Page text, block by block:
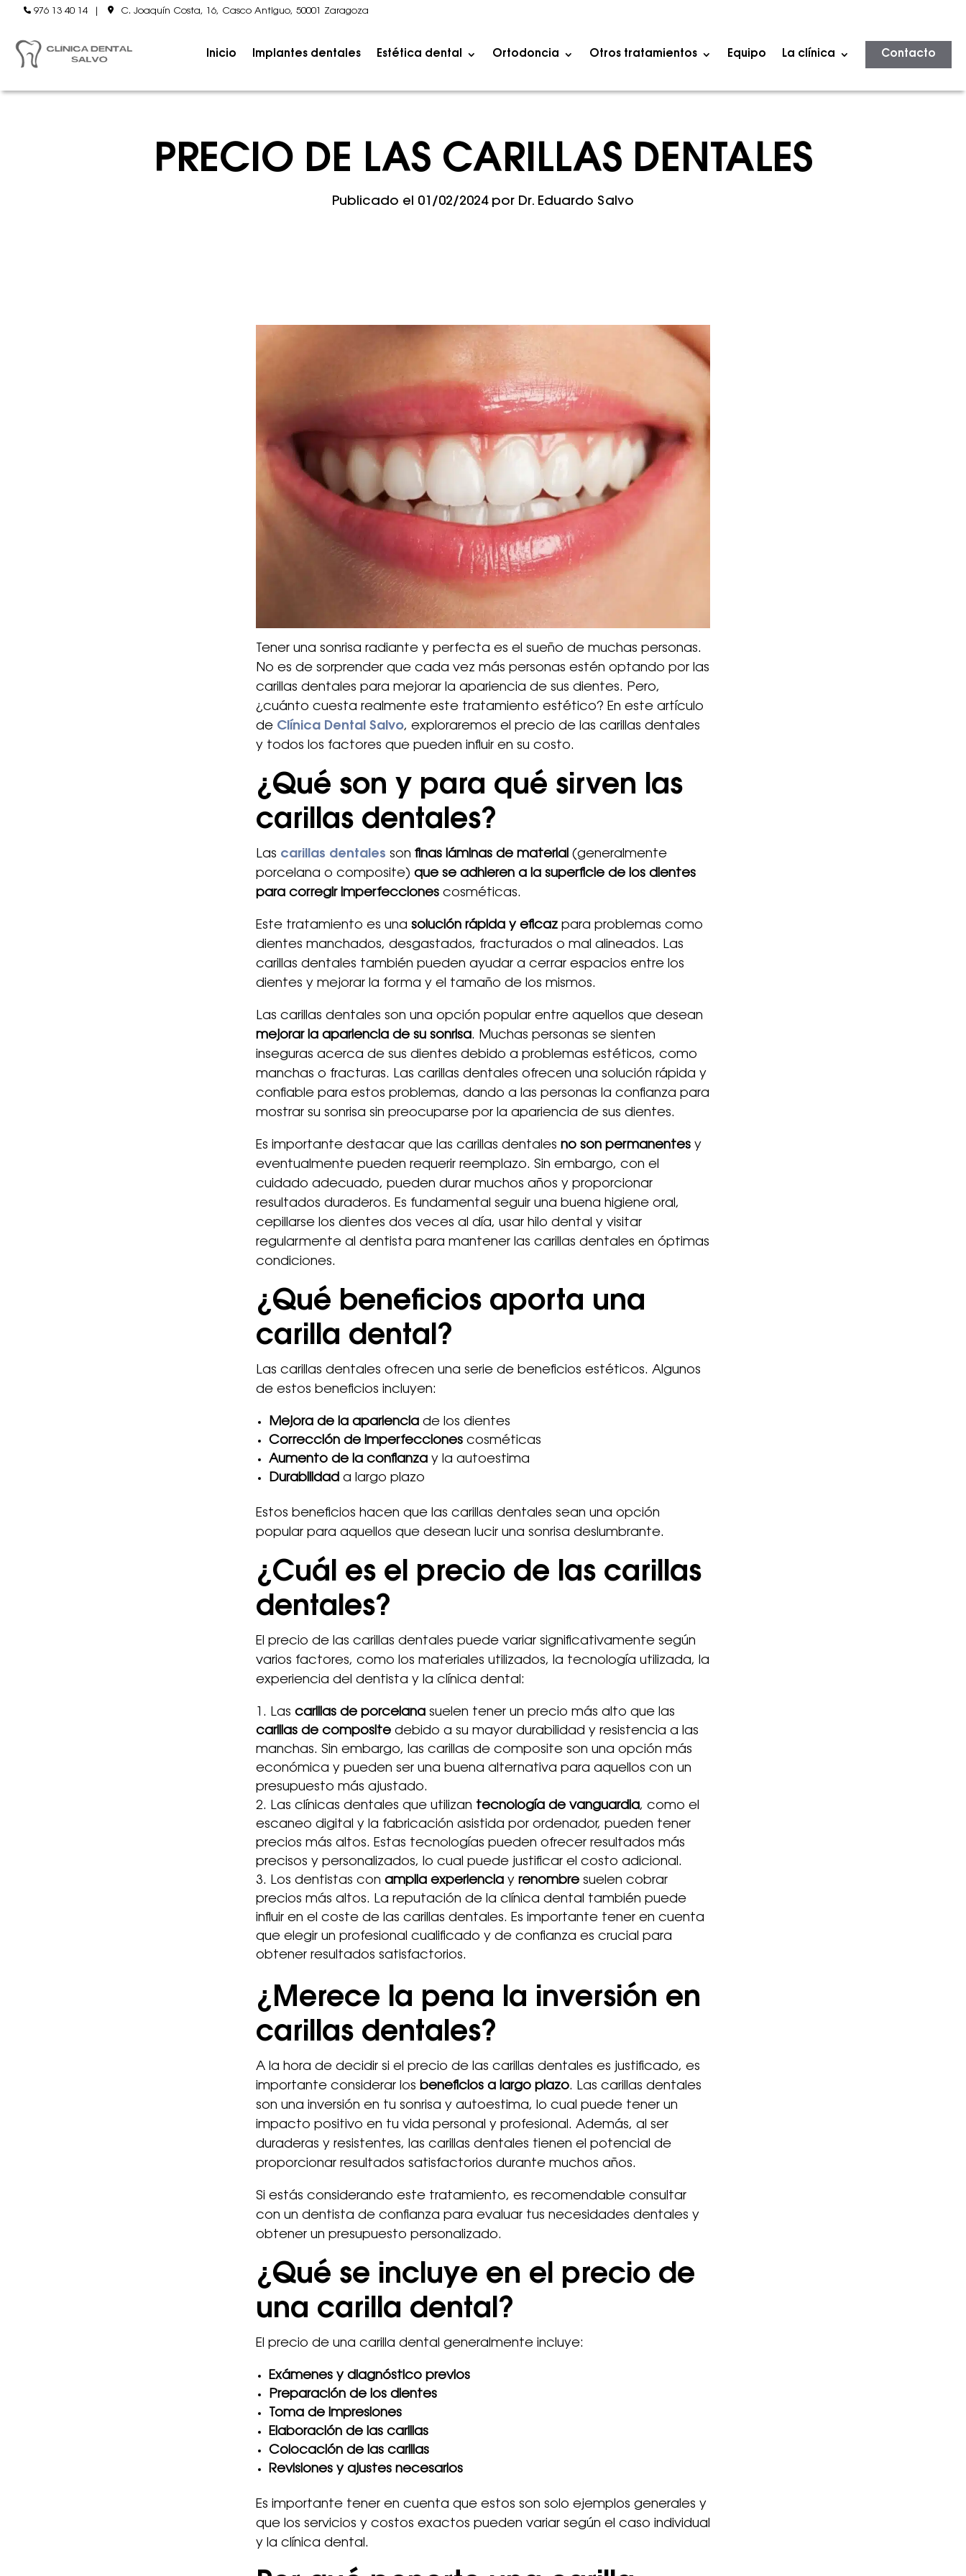
976 13 40 14 C. Joaquín Costa, 16, Casco Antiguo, 50001 Zaragoza
Inicio Implantes dentales Estética dental Ortodoncia Otros tratamientos Equipo La clínica Contacto
PRECIO DE LAS CARILLAS DENTALES
Publicado el 01/02/2024por Dr. Eduardo Salvo
Tener una sonrisa radiante y perfecta es el sueño de muchas personas.
No es de sorprender que cada vez más personas estén optando por las
carillas dentales para mejorar la apariencia de sus dientes. Pero,
¿cuánto cuesta realmente este tratamiento estético? En este artículo
de Clínica Dental Salvo, exploraremos el precio de las carillas dentales
y todos los factores que pueden influir en su costo.
¿Qué son y para qué sirven las
carillas dentales?
Las carillas dentales son finas láminas de material (generalmente
porcelana o composite) que se adhieren a la superficie de los dientes
para corregir imperfeccionescosméticas.
Este tratamiento es una solución rápida y eficaz para problemas como
dientes manchados, desgastados, fracturados o mal alineados. Las
carillas dentales también pueden ayudar a cerrar espacios entre los
dientes y mejorar la forma y el tamaño de los mismos.
Las carillas dentales son una opción popular entre aquellos que desean
mejorar la apariencia de su sonrisa. Muchas personas se sienten
inseguras acerca de sus dientes debido a problemas estéticos, como
manchas o fracturas. Las carillas dentales ofrecen una solución rápida y
confiable para estos problemas, dando a las personas la confianza para
mostrar su sonrisa sin preocuparse por la apariencia de sus dientes.
Es importante destacar que las carillas dentales no son permanentesy
eventualmente pueden requerir reemplazo. Sin embargo, con el
cuidado adecuado, pueden durar muchos años y proporcionar
resultados duraderos. Es fundamental seguir una buena higiene oral,
cepillarse los dientes dos veces al día, usar hilo dental y visitar
regularmente al dentista para mantener las carillas dentales en óptimas
condiciones.
¿Qué beneficios aporta una
carilla dental?
Las carillas dentales ofrecen una serie de beneficios estéticos. Algunos
de estos beneficios incluyen:
Mejora de la apariencia de los dientes
Corrección de imperfecciones cosméticas
Aumento de la confianzay la autoestima
Durabilidada largo plazo
Estos beneficios hacen que las carillas dentales sean una opción
popular para aquellos que desean lucir una sonrisa deslumbrante.
¿Cuál es el precio de las carillas
dentales?
El precio de las carillas dentales puede variar significativamente según
varios factores, como los materiales utilizados, la tecnología utilizada, la
experiencia del dentista y la clínica dental:
Las carillas de porcelanasuelen tener un precio más alto que las
carillas de composite debido a su mayor durabilidad y resistencia a las
manchas. Sin embargo, las carillas de composite son una opción más
económica y pueden ser una buena alternativa para aquellos con un
presupuesto más ajustado.
Las clínicas dentales que utilizan tecnología de vanguardia, como el
escaneo digital y la fabricación asistida por ordenador, pueden tener
precios más altos. Estas tecnologías pueden ofrecer resultados más
precisos y personalizados, lo cual puede justificar el costo adicional.
Los dentistas con amplia experienciay renombre suelen cobrar
precios más altos. La reputación de la clínica dental también puede
influir en el coste de las carillas dentales. Es importante tener en cuenta
que elegir un profesional cualificado y de confianza es crucial para
obtener resultados satisfactorios.
¿Merece la pena la inversión en
carillas dentales?
A la hora de decidir si el precio de las carillas dentales es justificado, es
importante considerar los beneficios a largo plazo. Las carillas dentales
son una inversión en tu sonrisa y autoestima, lo cual puede tener un
impacto positivo en tu vida personal y profesional. Además, al ser
duraderas y resistentes, las carillas dentales tienen el potencial de
proporcionar resultados satisfactorios durante muchos años.
Si estás considerando este tratamiento, es recomendable consultar
con un dentista de confianza para evaluar tus necesidades dentales y
obtener un presupuesto personalizado.
¿Qué se incluye en el precio de
una carilla dental?
El precio de una carilla dental generalmente incluye:
Exámenes y diagnóstico previos
Preparación de los dientes
Toma de impresiones
Elaboración de las carillas
Colocación de las carillas
Revisiones y ajustes necesarios
Es importante tener en cuenta que estos son solo ejemplos generales y
que los servicios y costos exactos pueden variar según el caso individual
y la clínica dental.